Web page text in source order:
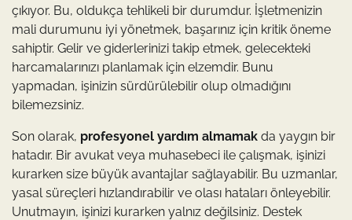
çıkıyor. Bu, oldukça tehlikeli bir durumdur. İşletmenizin
mali durumunu iyi yönetmek, başarınız için kritik öneme
sahiptir. Gelir ve giderlerinizi takip etmek, gelecekteki
harcamalarınızı planlamak için elzemdir. Bunu
yapmadan, işinizin sürdürülebilir olup olmadığını
bilemezsiniz.
Son olarak, profesyonel yardım almamak da yaygın bir
hatadır. Bir avukat veya muhasebeci ile çalışmak, işinizi
kurarken size büyük avantajlar sağlayabilir. Bu uzmanlar,
yasal süreçleri hızlandırabilir ve olası hataları önleyebilir.
Unutmayın, işinizi kurarken yalnız değilsiniz. Destek